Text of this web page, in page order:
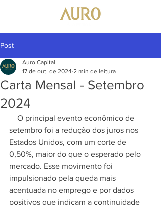
Post
Carta Mensal - Setembro
2024
Auro Capital
17 de out. de 2024 2 min de leitura
setembro foi a redução dos juros nos
Estados Unidos, com um corte de
0,50%, maior do que o esperado pelo
mercado. Esse movimento foi
impulsionado pela queda mais
acentuada no emprego e por dados
positivos que indicam a continuidade